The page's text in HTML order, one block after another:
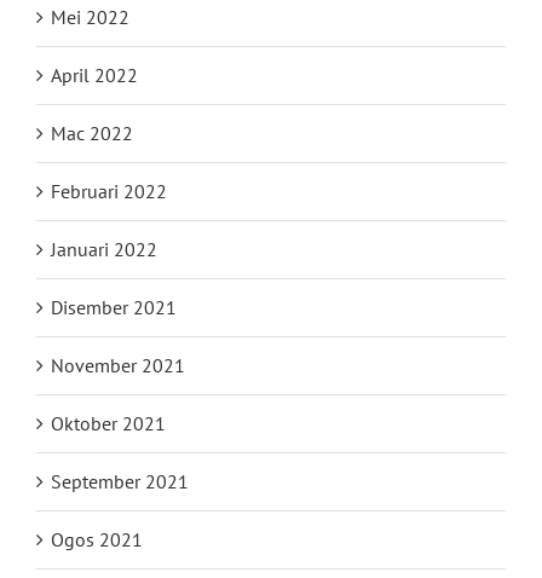
Mei 2022
April 2022
Mac 2022
Februari 2022
Januari 2022
Disember 2021
November 2021
Oktober 2021
September 2021
Ogos 2021